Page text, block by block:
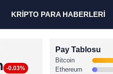
KRİPTO PARA HABERLERİ
-0.03%
Pay Tablosu
Bitcoin
Ethereum